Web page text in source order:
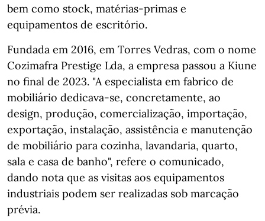
bem como stock, matérias-primas e
equipamentos de escritório.
Fundada em 2016, em Torres Vedras, com o nome
Cozimafra Prestige Lda, a empresa passou a Kiune
no final de 2023. "A especialista em fabrico de
mobiliário dedicava-se, concretamente, ao
design, produção, comercialização, importação,
exportação, instalação, assistência e manutenção
de mobiliário para cozinha, lavandaria, quarto,
sala e casa de banho", refere o comunicado,
dando nota que as visitas aos equipamentos
industriais podem ser realizadas sob marcação
prévia.